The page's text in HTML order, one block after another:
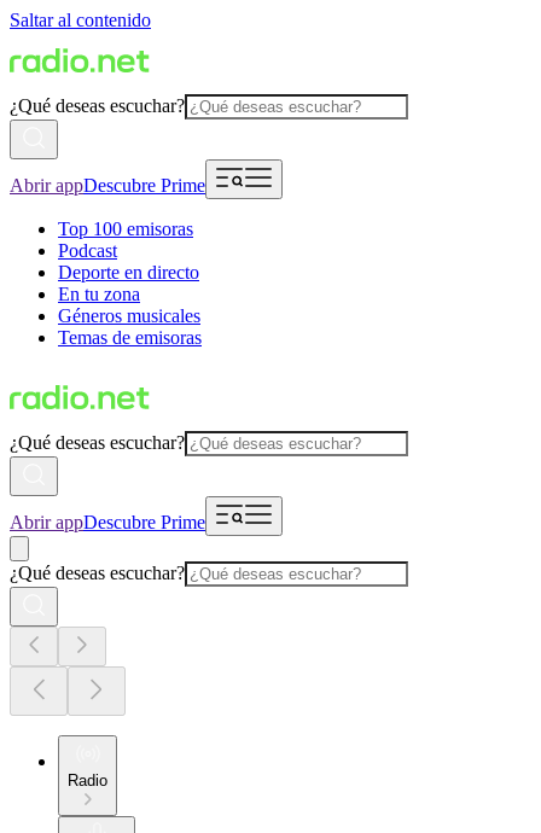
Saltar al contenido
¿Qué deseas escuchar?
Abrir appDescubre Prime
Top 100 emisoras
Podcast
Deporte en directo
En tu zona
Géneros musicales
Temas de emisoras
¿Qué deseas escuchar?
Abrir appDescubre Prime
¿Qué deseas escuchar?
Radio